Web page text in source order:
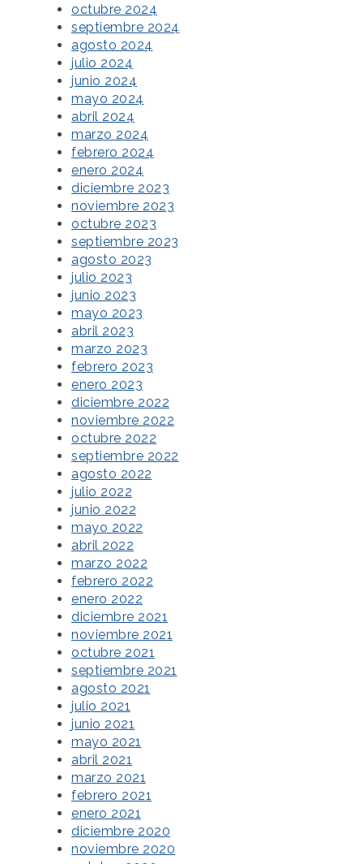
octubre 2024
septiembre 2024
agosto 2024
julio 2024
junio 2024
mayo 2024
abril 2024
marzo 2024
febrero 2024
enero 2024
diciembre 2023
noviembre 2023
octubre 2023
septiembre 2023
agosto 2023
julio 2023
junio 2023
mayo 2023
abril 2023
marzo 2023
febrero 2023
enero 2023
diciembre 2022
noviembre 2022
octubre 2022
septiembre 2022
agosto 2022
julio 2022
junio 2022
mayo 2022
abril 2022
marzo 2022
febrero 2022
enero 2022
diciembre 2021
noviembre 2021
octubre 2021
septiembre 2021
agosto 2021
julio 2021
junio 2021
mayo 2021
abril 2021
marzo 2021
febrero 2021
enero 2021
diciembre 2020
noviembre 2020